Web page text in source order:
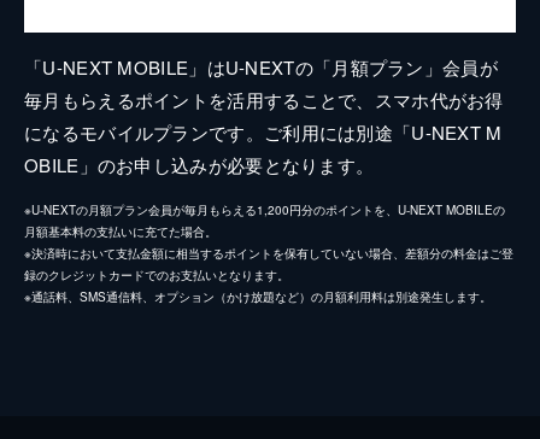
「U-NEXT MOBILE」はU-NEXTの「月額プラン」会員が
毎月もらえるポイントを活用することで、スマホ代がお得
になるモバイルプランです。ご利用には別途「U-NEXT M
OBILE」のお申し込みが必要となります。
※U-NEXTの月額プラン会員が毎月もらえる1,200円分のポイントを、U-NEXT MOBILEの
月額基本料の支払いに充てた場合。
※決済時において支払金額に相当するポイントを保有していない場合、差額分の料金はご登
録のクレジットカードでのお支払いとなります。
※通話料、SMS通信料、オプション（かけ放題など）の月額利用料は別途発生します。